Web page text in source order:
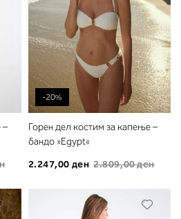
–
-20%
Горен дел костим за капење –
бандо »Egypt«
2.247,00 ден 2.809,00 ден
Додади